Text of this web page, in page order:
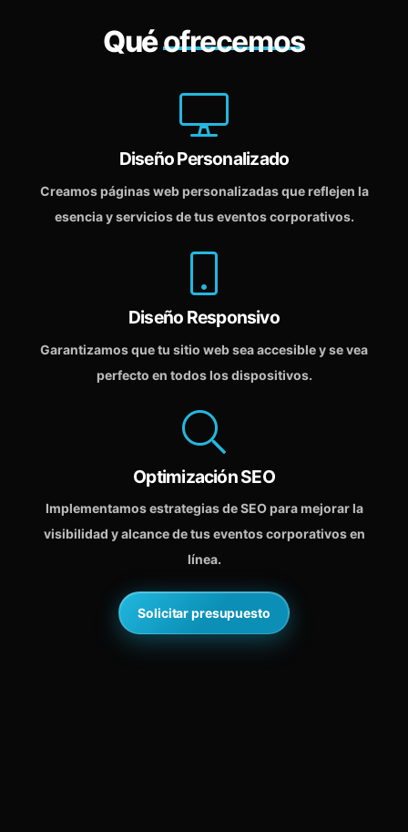
Quéofrecemos
Diseño Personalizado
Creamos páginas web personalizadas que reflejen la
esencia y servicios de tus eventos corporativos.
Diseño Responsivo
Garantizamos que tu sitio web sea accesible y se vea
perfecto en todos los dispositivos.
Optimización SEO
Implementamos estrategias de SEO para mejorar la
visibilidad y alcance de tus eventos corporativos en
línea.
Solicitar presupuesto